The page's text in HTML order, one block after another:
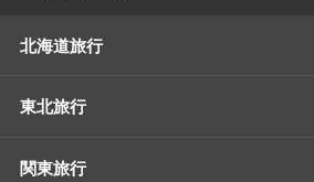
北海道旅行
東北旅行
関東旅行